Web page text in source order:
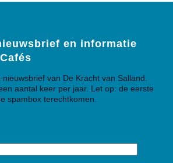
en informatie
van De Kracht van Salland.
aantal keer per jaar. Let op: de eerste
spambox terechtkomen.